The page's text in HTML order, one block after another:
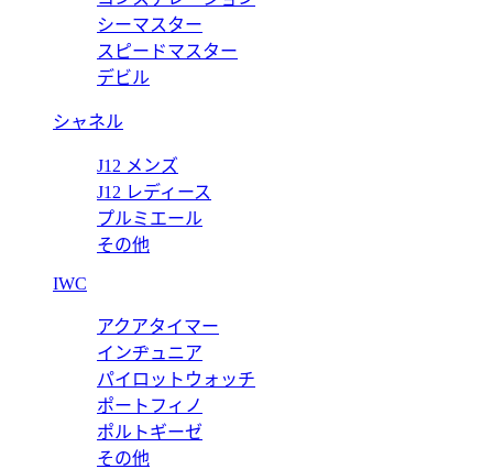
【2024年新作】
シーマスター
スピードマスター
デビル
シャネル
J12 メンズ
J12 レディース
プルミエール
その他
IWC
アクアタイマー
インヂュニア
パイロットウォッチ
ポートフィノ
ポルトギーゼ
その他